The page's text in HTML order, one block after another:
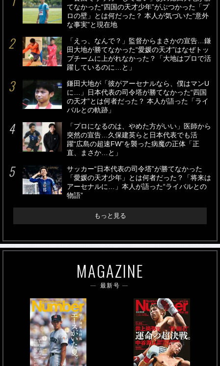
てなかった“四国の天才少年”がぶつかった「プ
ロの壁」とは何だった？ 本人が気づいた“意外
な事実”と現在地
「えっ、なんで？」監督からまさかの宣告…鎌
田大地が勝てなかった“愛媛の天才”はなぜトッ
プチームに上がれなかった？「大地はプロで活
躍しているのに…と」
鎌田大地が「彼がアーセナルなら、僕はマンU
に…」日本代表の司令塔が勝てなかった“四国
の天才”とは何者だった？ 本人が語った「ライ
バルとの軌跡」
「プロになるのは、やめた方がいい」医師から
突然の宣告…久保建英らと日本代表でも活
躍“広島の超速FW”を襲った病魔の正体「正
直、まさか…と」
サッカー“日本代表の司令塔”が勝てなかった
「愛媛の天才少年」とは何者だった？「将来は
アーセナルに…」本人が語った“ライバルとの
物語”
もっと見る
MAGAZINE
最新号